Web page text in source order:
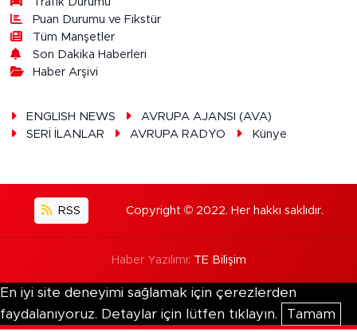
Puan Durumu ve Fikstür
Tüm Manşetler
Son Dakika Haberleri
Haber Arşivi
ENGLISH NEWS
AVRUPA AJANSI (AVA)
SERİ İLANLAR
AVRUPA RADYO Künye
RSS Copyright © 2022. Her hakkı saklıdır.
Haber Yazılımı: TE Bilişim
En iyi site deneyimi sağlamak için çerezlerden
faydalanıyoruz. Detaylar için lütfen tıklayın.
Tamam